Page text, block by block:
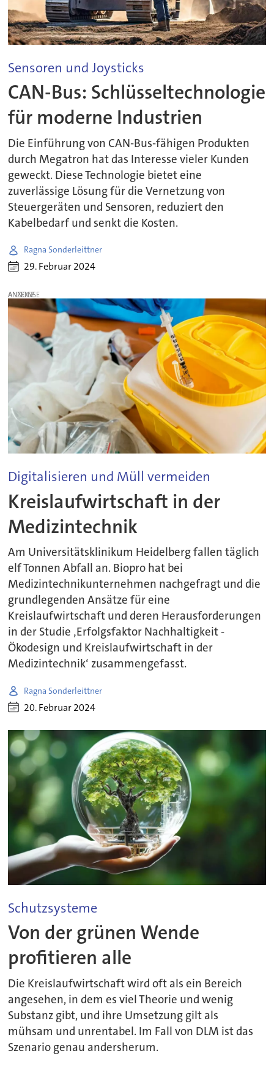
Sensoren und Joysticks
CAN-Bus: Schlüsseltechnologie
für moderne Industrien
Die Einführung von CAN-Bus-fähigen Produkten
durch Megatron hat das Interesse vieler Kunden
geweckt. Diese Technologie bietet eine
zuverlässige Lösung für die Vernetzung von
Steuergeräten und Sensoren, reduziert den
Kabelbedarf und senkt die Kosten.
Ragna Sonderleittner
29. Februar 2024
ANZEIGE
Digitalisieren und Müll vermeiden
Kreislaufwirtschaft in der
Medizintechnik
Am Universitätsklinikum Heidelberg fallen täglich
elf Tonnen Abfall an. Biopro hat bei
Medizintechnikunternehmen nachgefragt und die
grundlegenden Ansätze für eine
Kreislaufwirtschaft und deren Herausforderungen
in der Studie ‚Erfolgsfaktor Nachhaltigkeit -
Ökodesign und Kreislaufwirtschaft in der
Medizintechnik‘ zusammengefasst.
Ragna Sonderleittner
20. Februar 2024
Schutzsysteme
Von der grünen Wende
profitieren alle
Die Kreislaufwirtschaft wird oft als ein Bereich
angesehen, in dem es viel Theorie und wenig
Substanz gibt, und ihre Umsetzung gilt als
mühsam und unrentabel. Im Fall von DLM ist das
Szenario genau andersherum.